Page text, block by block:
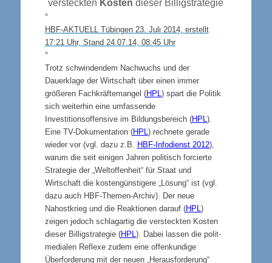
versteckten Kostendieser Billigstrategie
°
HBF-AKTUELL Tübingen 23. Juli 2014, erstellt
17:21 Uhr, Stand 24.07.14, 08:45 Uhr
°
Trotz schwindendem Nachwuchs und der
Dauerklage der Wirtschaft über einen immer
größeren Fachkräftemangel (HPL ) spart die Politik
sich weiterhin eine umfassende
Investitionsoffensive im Bildungsbereich (HPL ).
Eine TV-Dokumentation (HPL ) rechnete gerade
wieder vor (vgl. dazu z.B. HBF-Infodienst 2012),
warum die seit einigen Jahren politisch forcierte
Strategie der „Weltoffenheit“ für Staat und
Wirtschaft die kostengünstigere „Lösung“ ist (vgl.
dazu auch HBF-Themen-Archiv). Der neue
Nahostkrieg und die Reaktionen darauf (HPL )
zeigen jedoch schlagartig die versteckten Kosten
dieser Billigstrategie (HPL ). Dabei lassen die polit-
medialen Reflexe zudem eine offenkundige
Überforderung mit der neuen „Herausforderung“